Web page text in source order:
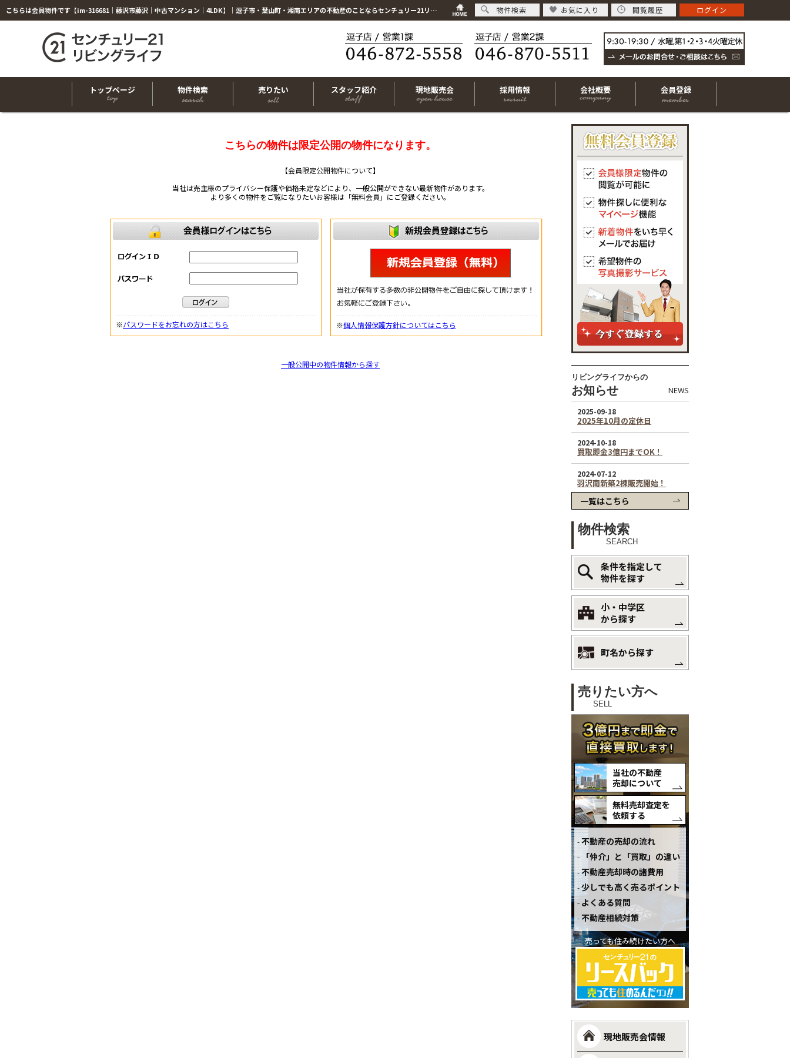
こちらは会員物件です【im-316681｜藤沢市藤沢｜中古マンション｜4LDK】｜逗子市・葉山町・湘南エリアの不動産のことならセンチュリー21リビングライフにお任せください！
トップページ 物件検索 売りたい スタッフ紹介 現地販売会 採用情報 会社概要 会員登録
こちらの物件は限定公開の物件になります。
【会員限定公開物件について】
当社は売主様のプライバシー保護や価格未定などにより、一般公開ができない最新物件があります。
より多くの物件をご覧になりたいお客様は「無料会員」にご登録ください。
※パスワードをお忘れの方はこちら ※個人情報保護方針についてはこちら
一般公開中の物件情報から探す
リビングライフからの
お知らせ NEWS
一覧はこちら
物件検索
SEARCH
条件を指定して
物件を探す
小・中学区
から探す
町名から探す
売りたい方へ
SELL
当社の不動産
売却について
無料売却査定を
依頼する
不動産の売却の流れ
「仲介」と「買取」の違い
不動産売却時の諸費用
少しでも高く売るポイント
よくある質問
不動産相続対策
売っても住み続けたい方へ
現地販売会情報
物件検索 お気に入り 閲覧履歴 ログイン